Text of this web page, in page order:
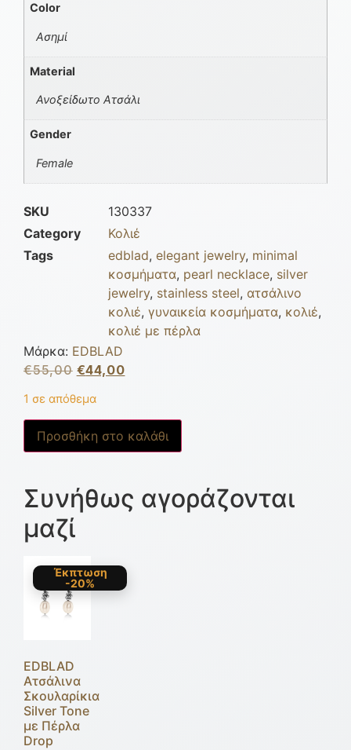
Color
Ασημί
Material
Ανοξείδωτο Ατσάλι
Gender
Female
SKU
130337
Category
Κολιέ
Tags
edblad, elegant jewelry, minimal
κοσμήματα, pearl necklace, silver
jewelry, stainless steel, ατσάλινο
κολιέ, γυναικεία κοσμήματα, κολιέ,
κολιέ με πέρλα
Μάρκα: EDBLAD
€55,00 €44,00
1 σε απόθεμα
Προσθήκη στο καλάθι
Συνήθως αγοράζονται
μαζί
Έκπτωση
-20%
EDBLAD
Ατσάλινα
Σκουλαρίκια
Silver Tone
με Πέρλα
Drop